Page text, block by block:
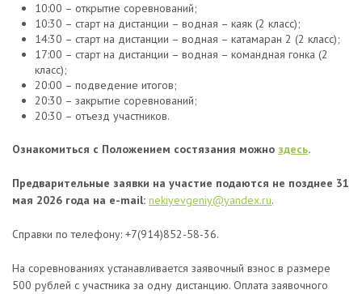
10:00 – открытие соревнований;
10:30 – старт на дистанции – водная – каяк (2 класс);
14:30 – старт на дистанции – водная – катамаран 2 (2 класс);
17:00 – старт на дистанции – водная – командная гонка (2
класс);
20:00 – подведение итогов;
20:30 – закрытие соревнований;
20:30 – отъезд участников.
Ознакомиться с Положением состязания можно здесь.
Предварительные заявки на участие подаются не позднее 31
мая 2026 года на е-mail: nekiyevgeniy@yandex.ru.
Справки по телефону: +7(914)852-58-36.
На соревнованиях устанавливается заявочный взнос в размере
500 рублей с участника за одну дистанцию. Оплата заявочного